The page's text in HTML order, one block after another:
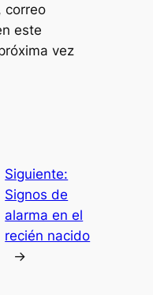
correo
este
vez
Siguiente:
Signos de
alarma en el
recién nacido
→